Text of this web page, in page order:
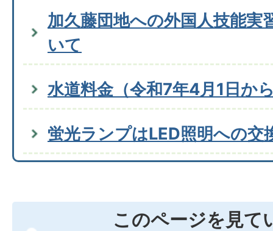
加久藤団地への外国人技能実
いて
水道料金（令和7年4月1日か
蛍光ランプはLED照明への交
このページを見て